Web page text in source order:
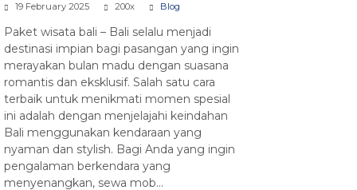
19 February 2025 200x Blog
Paket wisata bali – Bali selalu menjadi
destinasi impian bagi pasangan yang ingin
merayakan bulan madu dengan suasana
romantis dan eksklusif. Salah satu cara
terbaik untuk menikmati momen spesial
ini adalah dengan menjelajahi keindahan
Bali menggunakan kendaraan yang
nyaman dan stylish. Bagi Anda yang ingin
pengalaman berkendara yang
menyenangkan, sewa mob...